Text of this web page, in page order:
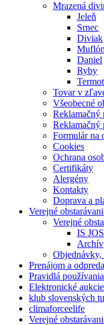
Mrazená
Jeleň
Srnec
Diviak
Muflón
Daniel
Ryby
Tovar v
Všeobecné
Reklamačný
Reklamačný
Formulár na
Cookies
Ochrana
Certifikáty
Alergény
Kontakty
Doprava a
Verejné
Verejné
IS
Archív
Prenájom a
Pravidlá
Elektronické
klub slovenských
climaforceelife
Verejné